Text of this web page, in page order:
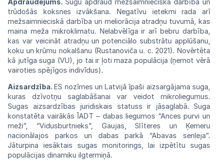
trūdošās koksnes izvākšana. Negatīvu ietekmi rada arī
mežsaimnieciskā darbība un meliorācija atradņu tuvumā, kas
maina meža mikroklimatu. Nelabvēlīga ir arī bebru darbība,
kas var veicināt atradņu un potenciālo substrātu applūšanu,
koku un krūmu nokalšanu (Rustanoviča u. c. 2021). Novērtēta
kā jutīga suga (VU), jo tai ir ļoti maza populācija (ņemot vērā
vairoties spējīgos indivīdus).
Aizsardzība.ES nozīmes un Latvijā īpaši aizsargājama suga,
kuras dzīvotņu saglabāšanai var veidot mikroliegumus.
Sugas aizsardzības juridiskais statuss ir jāsaglabā. Suga
konstatēta vairākās ĪADT – dabas liegumos “Ances purvi un
meži”, “Vidusburtnieks”, Gaujas, Slīteres un Ķemeru
nacionālajos parkos un dabas parkā “Abavas senleja”.
Jāturpina iesāktais sugas monitorings, lai izpētītu sugas
populācijas dinamiku ilgtermiņā.